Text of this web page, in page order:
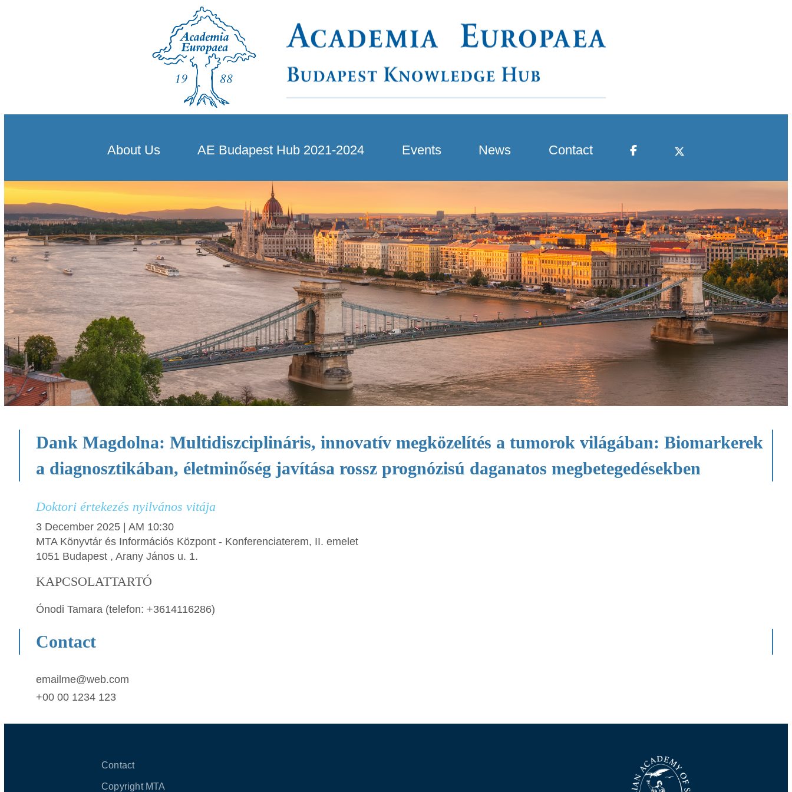
About Us AE Budapest Hub 2021-2024 Events News Contact
Dank Magdolna: Multidiszciplináris, innovatív megközelítés a tumorok világában: Biomarkerek
a diagnosztikában, életminőség javítása rossz prognózisú daganatos megbetegedésekben
Doktori értekezés nyilvános vitája
3 December 2025 | AM 10:30
MTA Könyvtár és Információs Központ - Konferenciaterem, II. emelet
1051 Budapest , Arany János u. 1.
KAPCSOLATTARTÓ
Ónodi Tamara (telefon: +3614116286)
Contact
emailme@web.com
+00 00 1234 123
Contact
Copyright MTA